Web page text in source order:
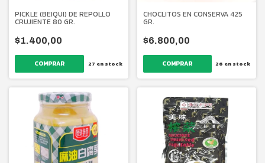
PICKLE (BEIQUI) DE REPOLLO
CRUJIENTE 80 GR.
$1.400,00
27 en stock
CHOCLITOS EN CONSERVA 425
GR.
$6.800,00
26 en stock